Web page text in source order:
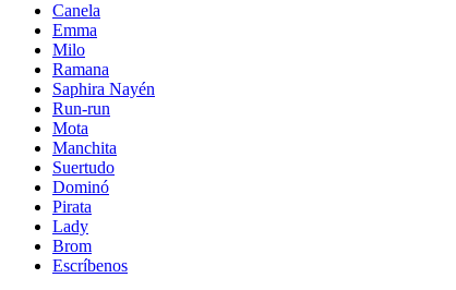
búsqueda
Canela
Emma
Milo
Ramana
Saphira Nayén
Run-run
Mota
Manchita
Suertudo
Dominó
Pirata
Lady
Brom
Escríbenos